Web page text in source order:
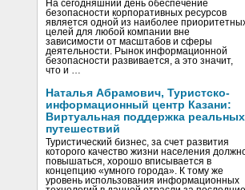
На сегодняшний день обеспечение
безопасности корпоративных ресурсов
является одной из наиболее
целей для любой компании вне
зависимости от масштабов и сферы
деятельности. Рынок информационной
безопасности развивается, а это значит,
что и …
Наталья Абрамович, Туристско-
информационный центр Казани:
Виртуальная поддержка реальных
путешествий
Туристический бизнес, за счет развития
которого качество жизни населения
повышаться, хорошо вписывается в
концепцию «умного города». К тому же
уровень использования информационных